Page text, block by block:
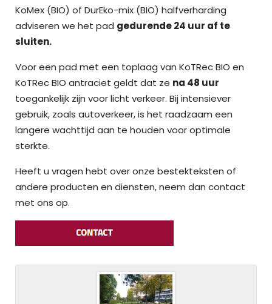
KoMex (BIO) of DurEko-mix (BIO) halfverharding
adviseren we het pad gedurende 24 uur af te
sluiten.
Voor een pad met een toplaag van KoTRec BIO en
KoTRec BIO antraciet geldt dat ze na 48 uur
toegankelijk zijn voor licht verkeer. Bij intensiever
gebruik, zoals autoverkeer, is het raadzaam een
langere wachttijd aan te houden voor optimale
sterkte.
Heeft u vragen hebt over onze bestekteksten of
andere producten en diensten, neem dan contact
met ons op.